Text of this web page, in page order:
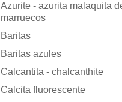
Azurite - azurita malaquita
marruecos
Baritas
Baritas azules
Calcantita - chalcanthite
Calcita fluorescente